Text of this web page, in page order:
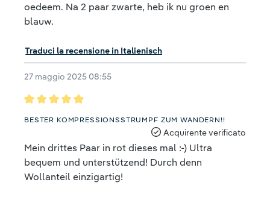
oedeem. Na 2 paar zwarte, heb ik nu groen en
blauw.
Traduci la recensione in Italienisch
27 maggio 2025 08:55
Recensione con valutazione di 5 su 5 stelle
BESTER KOMPRESSIONSSTRUMPF ZUM WANDERN!!
Acquirente verificato
Mein drittes Paar in rot dieses mal :-) Ultra
bequem und unterstützend! Durch denn
Wollanteil einzigartig!